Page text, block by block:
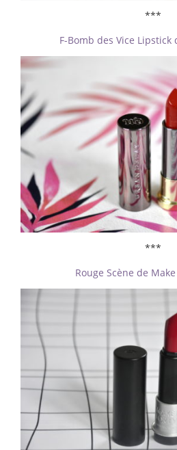
***
F-Bomb des Vice Lipstick
***
Rouge Scène de